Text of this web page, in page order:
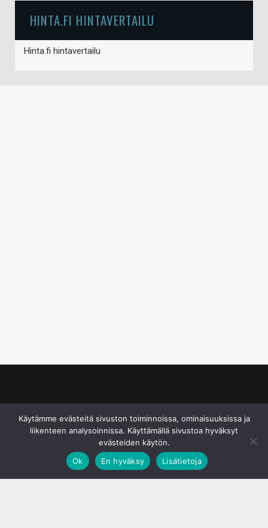
HINTA.FI HINTAVERTAILU
Hinta.fi hintavertailu
Käytämme evästeitä sivuston toiminnoissa, ominaisuuksissa ja
liikenteen analysoinnissa. Käyttämällä sivustoa hyväksyt
evästeiden käytön.
Ok
En hyväksy Lisätietoja